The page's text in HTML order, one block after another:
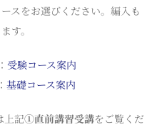
スをお選びください。編入も
す。
受験コース案内
基礎コース案内
上記①直前講習受講をご覧くだ